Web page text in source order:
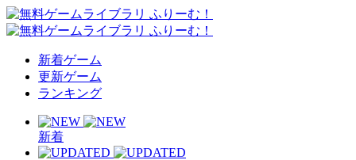
新着ゲーム
更新ゲーム
ランキング
新着